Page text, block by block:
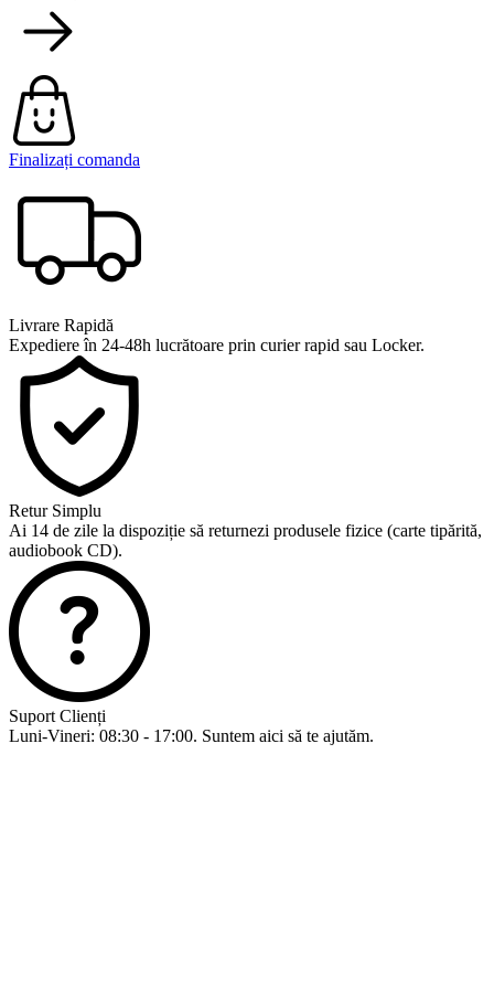
Finalizați comanda
Livrare Rapidă
Expediere în 24-48h lucrătoare prin curier rapid sau Locker.
Retur Simplu
Ai 14 de zile la dispoziție să returnezi produsele fizice (carte tipărită,
audiobook CD).
Suport Clienți
Luni-Vineri: 08:30 - 17:00. Suntem aici să te ajutăm.